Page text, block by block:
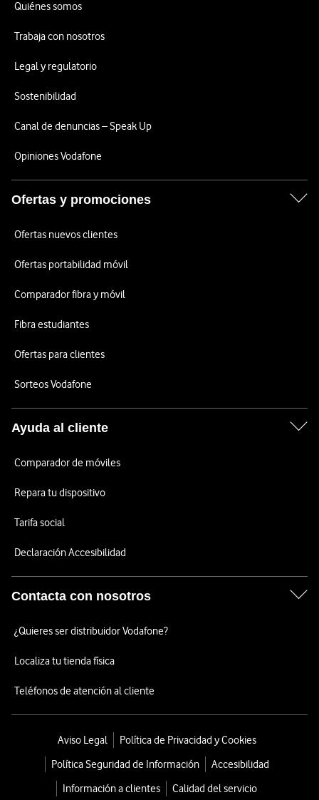
Quiénes somos
Trabaja con nosotros
Legal y regulatorio
Sostenibilidad
Canal de denuncias – Speak Up
Opiniones Vodafone
Ofertas y promociones
Ofertas nuevos clientes
Ofertas portabilidad móvil
Comparador fibra y móvil
Fibra estudiantes
Ofertas para clientes
Sorteos Vodafone
Ayuda al cliente
Comparador de móviles
Repara tu dispositivo
Tarifa social
Declaración Accesibilidad
Contacta con nosotros
¿Quieres ser distribuidor Vodafone?
Localiza tu tienda física
Teléfonos de atención al cliente
Aviso Legal
Política de Privacidad y Cookies
Política Seguridad de Información
Accesibilidad
Información a clientes
Calidad del servicio